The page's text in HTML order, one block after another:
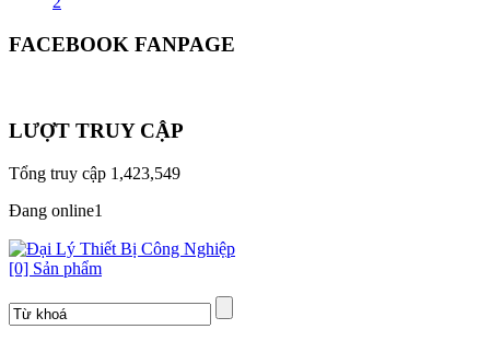
FACEBOOK FANPAGE
LƯỢT TRUY CẬP
Tổng truy cập 1,423,549
Đang online1
[0] Sản phẩm